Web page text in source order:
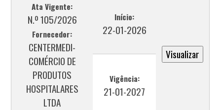
Ata Vigente:
N.º 105/2026
Fornecedor:
CENTERMEDI-
COMÉRCIO DE
PRODUTOS
HOSPITALARES
LTDA
Início:
22-01-2026
Vigência:
21-01-2027